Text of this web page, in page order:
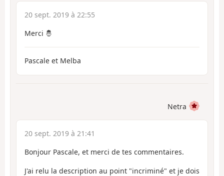
20 sept. 2019 à 22:55
Merci 🤴
Pascale et Melba
Netra
20 sept. 2019 à 21:41
Bonjour Pascale, et merci de tes commentaires.
J'ai relu la description au point "incriminé" et je dois